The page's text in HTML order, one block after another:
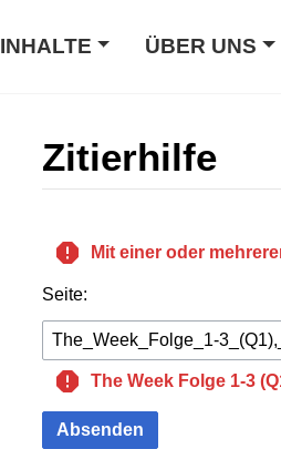
INHALTE ÜBER UNS
Zitierhilfe
Mit einer oder
Seite:
The Week Folge 1-3
Absenden